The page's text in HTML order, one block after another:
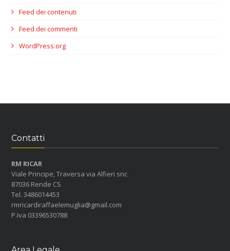
Feed dei contenuti
Feed dei commenti
WordPress.org
Contatti
RM RICAR
Viale Principe, Traversa via Alfieri snc
87036 Rende CS
Tel. 3486014453
rmricardiraffaelemuglia@gmail.com
P.Iva 03396530788